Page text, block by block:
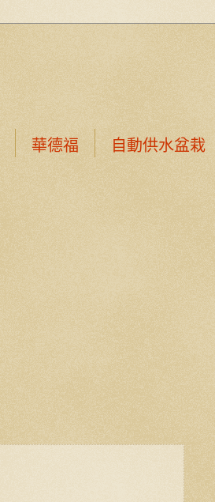
華德福 自動供水盆栽